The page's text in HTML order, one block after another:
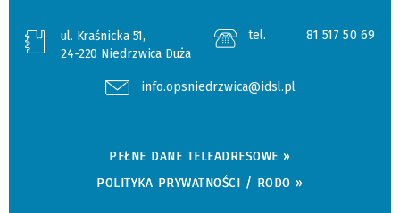
ul. Kraśnicka 51,
24-220 Niedrzwica Duża
tel. 81 517 50 69
info.opsniedrzwica@idsl.pl
PEŁNE DANE TELEADRESOWE »
POLITYKA PRYWATNOŚCI / RODO »